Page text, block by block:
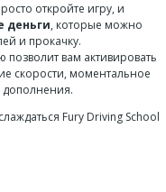
откройте игру, и
деньги, которые можно
и прокачку.
вам активировать
скорости, моментальное
дополнения.
Fury Driving School